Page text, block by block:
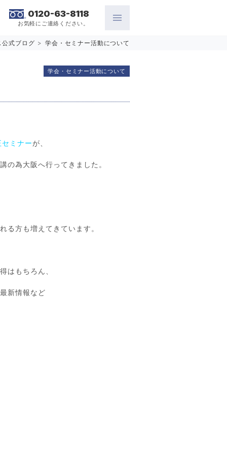
0120-63-8118
お気軽にご連絡ください。
公式ブログ > 学会・セミナー活動について
学会・セミナー活動について
セミナーが、
の為大阪へ行ってきました。
る方も増えてきています。
はもちろん、
新情報など